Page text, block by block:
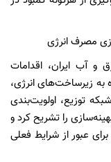
مصرف انرژی
و آب ایران، اقدامات
به زیرساخت‌های انرژی،
توزیع، اولویت‌بندی
را تشریح کرد و
عبور از شرایط فعلی